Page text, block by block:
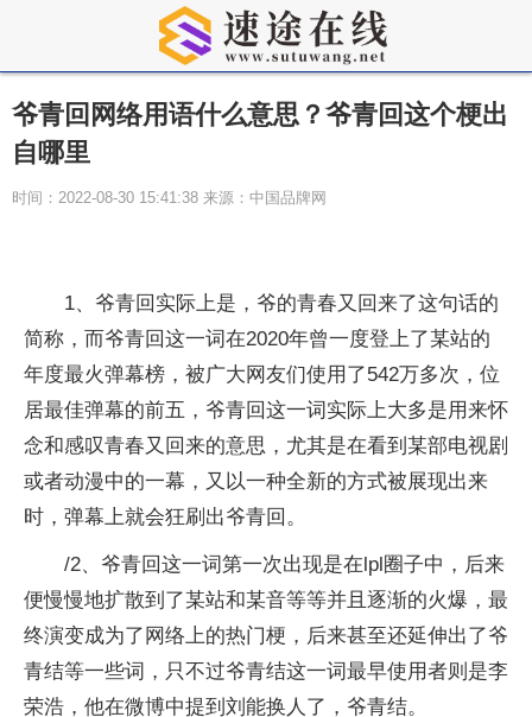
爷青回网络用语什么意思？爷青回这个梗出
自哪里
时间：2022-08-30 15:41:38 来源：中国品牌网
1、爷青回实际上是，爷的青春又回来了这句话的
简称，而爷青回这一词在2020年曾一度登上了某站的
年度最火弹幕榜，被广大网友们使用了542万多次，位
居最佳弹幕的前五，爷青回这一词实际上大多是用来怀
念和感叹青春又回来的意思，尤其是在看到某部电视剧
或者动漫中的一幕，又以一种全新的方式被展现出来
时，弹幕上就会狂刷出爷青回。
/2、爷青回这一词第一次出现是在lpl圈子中，后来
便慢慢地扩散到了某站和某音等等并且逐渐的火爆，最
终演变成为了网络上的热门梗，后来甚至还延伸出了爷
青结等一些词，只不过爷青结这一词最早使用者则是李
荣浩，他在微博中提到刘能换人了，爷青结。